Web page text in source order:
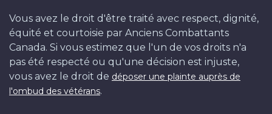
Vous avez le droit d'être traité avec respect, dignité,
équité et courtoisie par Anciens Combattants
Canada. Si vous estimez que l'un de vos droits n'a
pas été respecté ou qu'une décision est injuste,
vous avez le droit de déposer une plainte auprès de
l'ombud des vétérans.